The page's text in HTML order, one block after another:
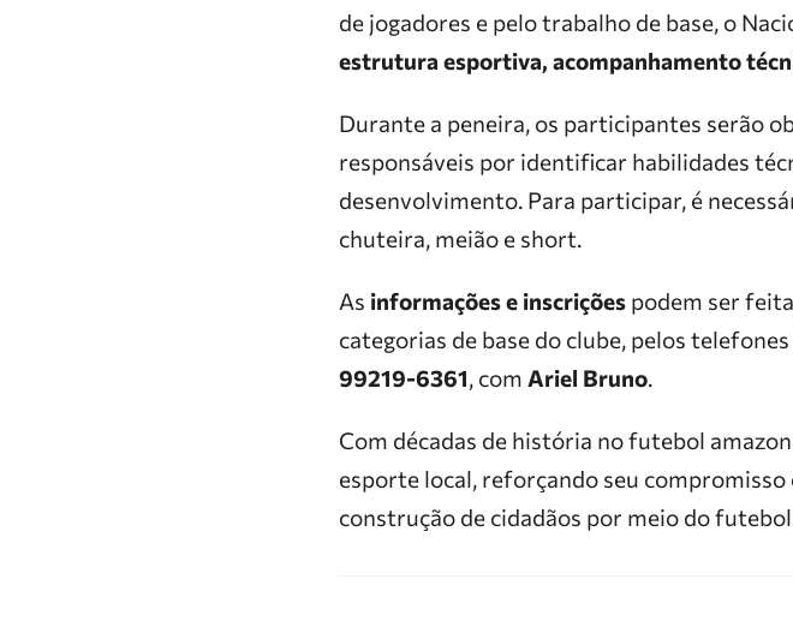
de jogadores e pelo trabalho de base, o
estrutura esportiva, acompanhamento
Durante a peneira, os participantes serão
responsáveis por identificar habilidades
desenvolvimento. Para participar, é
chuteira, meião e short.
As informações e inscrições podem ser
categorias de base do clube, pelos telefones
99219-6361, com Ariel Bruno.
Com décadas de história no futebol
esporte local, reforçando seu
construção de cidadãos por meio do